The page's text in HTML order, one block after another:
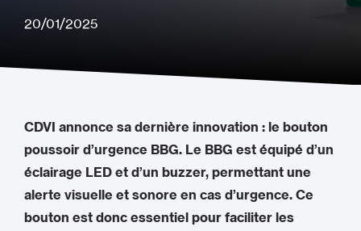
20/01/2025
CDVI annonce sa dernière innovation : le bouton
poussoir d’urgence BBG. Le BBG est équipé d’un
éclairage LED et d’un buzzer, permettant une
alerte visuelle et sonore en cas d’urgence. Ce
bouton est donc essentiel pour faciliter les